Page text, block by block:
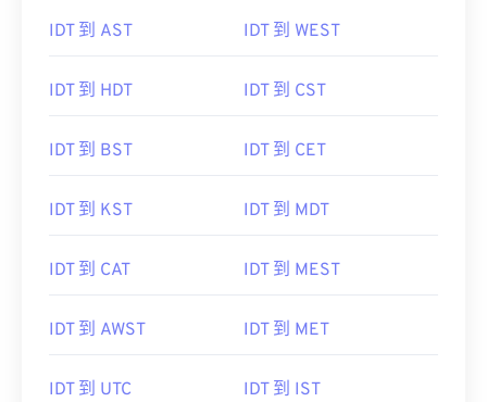
IDT 到 AST IDT 到 WEST
IDT 到 HDT IDT 到 CST
IDT 到 BST IDT 到 CET
IDT 到 KST IDT 到 MDT
IDT 到 CAT IDT 到 MEST
IDT 到 AWST IDT 到 MET
IDT 到 UTC IDT 到 IST